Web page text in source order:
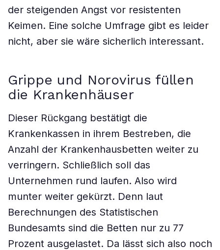
der steigenden Angst vor resistenten
Keimen. Eine solche Umfrage gibt es leider
nicht, aber sie wäre sicherlich interessant.
Grippe und Norovirus füllen
die Krankenhäuser
Dieser Rückgang bestätigt die
Krankenkassen in ihrem Bestreben, die
Anzahl der Krankenhausbetten weiter zu
verringern. Schließlich soll das
Unternehmen rund laufen. Also wird
munter weiter gekürzt. Denn laut
Berechnungen des Statistischen
Bundesamts sind die Betten nur zu 77
Prozent ausgelastet. Da lässt sich also noch